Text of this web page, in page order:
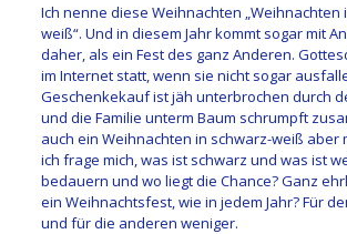
Ich nenne diese Weihnachten „Weihnachten
weiß“. Und in diesem Jahr kommt sogar mit
daher, als ein Fest des ganz Anderen.
im Internet statt, wenn sie nicht sogar
Geschenkekauf ist jäh unterbrochen durch
und die Familie unterm Baum schrumpft
auch ein Weihnachten in schwarz-weiß aber
ich frage mich, was ist schwarz und was ist
bedauern und wo liegt die Chance? Ganz
ein Weihnachtsfest, wie in jedem Jahr? Für
und für die anderen weniger.